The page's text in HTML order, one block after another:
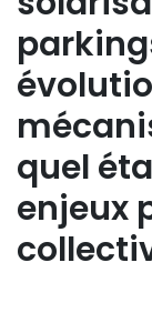
quel
enjeux